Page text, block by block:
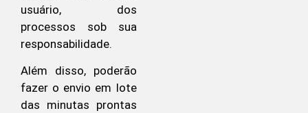
usuário, dos
processos sob sua
responsabilidade.
Além disso, poderão
fazer o envio em lote
das minutas prontas